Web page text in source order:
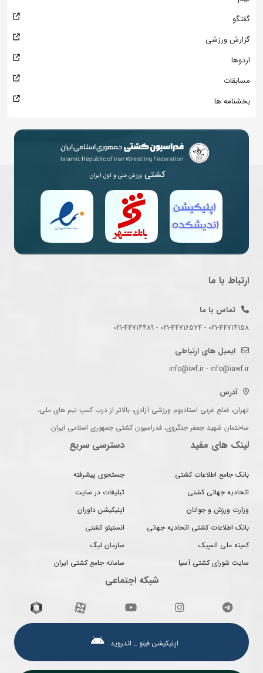
گفتگو
گزارش ورزشی
اردوها
مسابقات
بخشنامه ها
کشتی ورزش ملی و اول ایران
ارتباط با ما
تماس با ما
021-44714158 - 021-44716574 - 021-44714489
ایمیل های ارتباطی
info@iwf.ir - info@iawf.ir
آدرس
تهران، ضلع غربی استادیوم ورزشی آزادی، بالاتر از درب کمپ تیم های ملی،
ساختمان شهید جعفر جنگروی، فدراسیون کشتی جمهوری اسلامی ایران
لینک های مفید
بانک جامع اطلاعات کشتی
اتحادیه جهانی کشتی
وزارت ورزش و جوانان
بانک اطلاعات کشتی اتحادیه جهانی
کمیته ملی المپیک
سایت شورای کشتی آسیا
دسترسی سریع
جستجوی پیشرفته
تبلیغات در سایت
اپلیکیشن داوران
انستیتو کشتی
سازمان لیگ
سامانه جامع کشتی ایران
شبکه اجتماعی
اپلیکیشن فیتو ـ اندروید